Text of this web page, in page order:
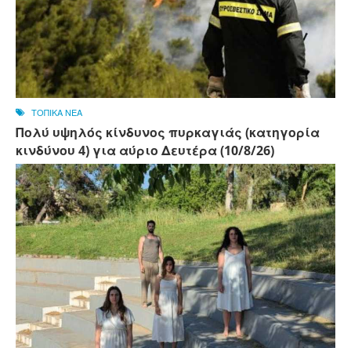
ΤΟΠΙΚΑ ΝΕΑ
Πολύ υψηλός κίνδυνος πυρκαγιάς (κατηγορία
κινδύνου 4) για αύριο Δευτέρα (10/8/26)